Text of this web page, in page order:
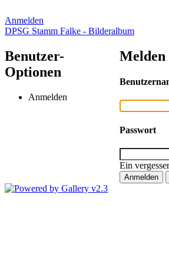
Anmelden
DPSG Stamm Falke - Bilderalbum
Benutzer-
Optionen
Anmelden
Melden
Passwort
Ein